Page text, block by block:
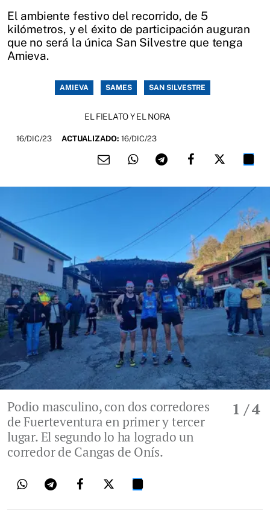
El ambiente festivo del recorrido, de 5
kilómetros, y el éxito de participación auguran
que no será la única San Silvestre que tenga
Amieva.
AMIEVA SAMES SAN SILVESTRE
EL FIELATO Y EL NORA
16/DIC/23 ACTUALIZADO: 16/DIC/23
1 / 4
Podio masculino, con dos corredores
de Fuerteventura en primer y tercer
lugar. El segundo lo ha logrado un
corredor de Cangas de Onís.